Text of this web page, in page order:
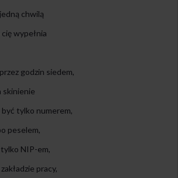
chwilą
wypełnia
godzin siedem,
skinienie
być tylko numerem,
peselem,
NIP-em,
pracy,